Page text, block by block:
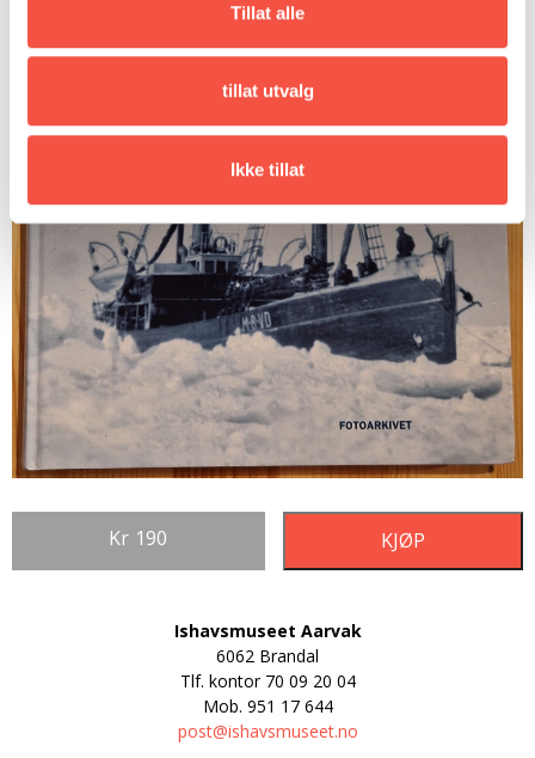
Tillat alle
tillat utvalg
Ikke tillat
Kr 190 KJØP
Ishavsmuseet Aarvak
6062 Brandal
Tlf. kontor 70 09 20 04
Mob. 951 17 644
post@ishavsmuseet.no